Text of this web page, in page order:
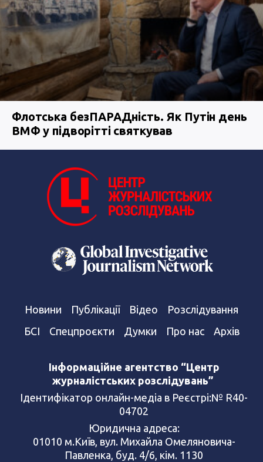
Флотська безПАРАДність. Як Путін день
ВМФ у підворітті святкував
Новини Публікації Відео
Розслідування
БСІ
Спецпроєкти Думки Про нас Архів
Інформаційне агентство “Центр
журналістських розслідувань”
Ідентифікатор онлайн-медіа в Реєстрі:№ R40-
04702
Юридична адреса:
01010 м.Київ, вул. Михайла Омеляновича-
Павленка, буд. 4/6, кім. 1130